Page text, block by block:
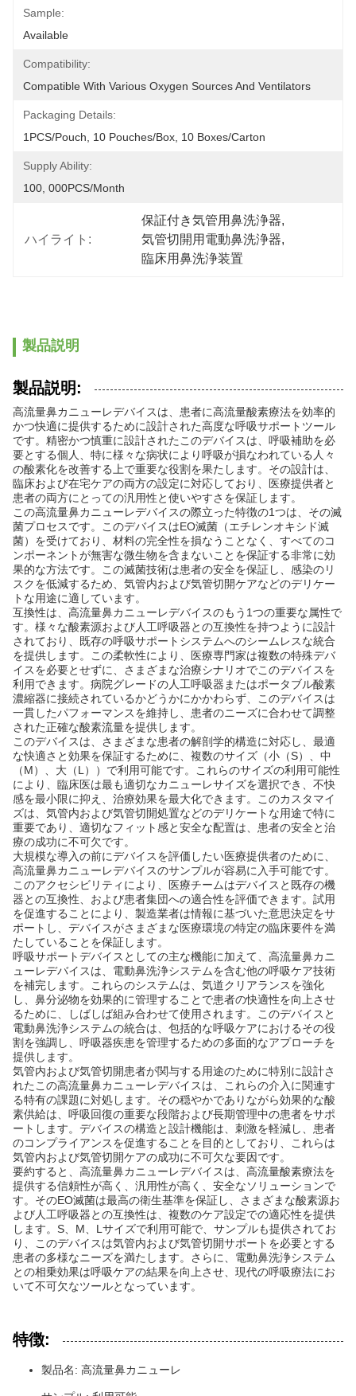
Sample:
Available
Compatibility:
Compatible With Various Oxygen Sources And Ventilators
Packaging Details:
1PCS/Pouch, 10 Pouches/Box, 10 Boxes/Carton
Supply Ability:
100, 000PCS/Month
ハイライト:
保証付き気管用鼻洗浄器,
気管切開用電動鼻洗浄器,
臨床用鼻洗浄装置
製品説明
製品説明:
高流量鼻カニューレデバイスは、患者に高流量酸素療法を効率的
かつ快適に提供するために設計された高度な呼吸サポートツール
です。精密かつ慎重に設計されたこのデバイスは、呼吸補助を必
要とする個人、特に様々な病状により呼吸が損なわれている人々
の酸素化を改善する上で重要な役割を果たします。その設計は、
臨床および在宅ケアの両方の設定に対応しており、医療提供者と
患者の両方にとっての汎用性と使いやすさを保証します。
この高流量鼻カニューレデバイスの際立った特徴の1つは、その滅
菌プロセスです。このデバイスはEO滅菌（エチレンオキシド滅
菌）を受けており、材料の完全性を損なうことなく、すべてのコ
ンポーネントが無害な微生物を含まないことを保証する非常に効
果的な方法です。この滅菌技術は患者の安全を保証し、感染のリ
スクを低減するため、気管内および気管切開ケアなどのデリケー
トな用途に適しています。
互換性は、高流量鼻カニューレデバイスのもう1つの重要な属性で
す。様々な酸素源および人工呼吸器との互換性を持つように設計
されており、既存の呼吸サポートシステムへのシームレスな統合
を提供します。この柔軟性により、医療専門家は複数の特殊デバ
イスを必要とせずに、さまざまな治療シナリオでこのデバイスを
利用できます。病院グレードの人工呼吸器またはポータブル酸素
濃縮器に接続されているかどうかにかかわらず、このデバイスは
一貫したパフォーマンスを維持し、患者のニーズに合わせて調整
された正確な酸素流量を提供します。
このデバイスは、さまざまな患者の解剖学的構造に対応し、最適
な快適さと効果を保証するために、複数のサイズ（小（S）、中
（M）、大（L））で利用可能です。これらのサイズの利用可能性
により、臨床医は最も適切なカニューレサイズを選択でき、不快
感を最小限に抑え、治療効果を最大化できます。このカスタマイ
ズは、気管内および気管切開処置などのデリケートな用途で特に
重要であり、適切なフィット感と安全な配置は、患者の安全と治
療の成功に不可欠です。
大規模な導入の前にデバイスを評価したい医療提供者のために、
高流量鼻カニューレデバイスのサンプルが容易に入手可能です。
このアクセシビリティにより、医療チームはデバイスと既存の機
器との互換性、および患者集団への適合性を評価できます。試用
を促進することにより、製造業者は情報に基づいた意思決定をサ
ポートし、デバイスがさまざまな医療環境の特定の臨床要件を満
たしていることを保証します。
呼吸サポートデバイスとしての主な機能に加えて、高流量鼻カニ
ューレデバイスは、電動鼻洗浄システムを含む他の呼吸ケア技術
を補完します。これらのシステムは、気道クリアランスを強化
し、鼻分泌物を効果的に管理することで患者の快適性を向上させ
るために、しばしば組み合わせて使用されます。このデバイスと
電動鼻洗浄システムの統合は、包括的な呼吸ケアにおけるその役
割を強調し、呼吸器疾患を管理するための多面的なアプローチを
提供します。
気管内および気管切開患者が関与する用途のために特別に設計さ
れたこの高流量鼻カニューレデバイスは、これらの介入に関連す
る特有の課題に対処します。その穏やかでありながら効果的な酸
素供給は、呼吸回復の重要な段階および長期管理中の患者をサポ
ートします。デバイスの構造と設計機能は、刺激を軽減し、患者
のコンプライアンスを促進することを目的としており、これらは
気管内および気管切開ケアの成功に不可欠な要因です。
要約すると、高流量鼻カニューレデバイスは、高流量酸素療法を
提供する信頼性が高く、汎用性が高く、安全なソリューションで
す。そのEO滅菌は最高の衛生基準を保証し、さまざまな酸素源お
よび人工呼吸器との互換性は、複数のケア設定での適応性を提供
します。S、M、Lサイズで利用可能で、サンプルも提供されてお
り、このデバイスは気管内および気管切開サポートを必要とする
患者の多様なニーズを満たします。さらに、電動鼻洗浄システム
との相乗効果は呼吸ケアの結果を向上させ、現代の呼吸療法にお
いて不可欠なツールとなっています。
特徴:
製品名: 高流量鼻カニューレ